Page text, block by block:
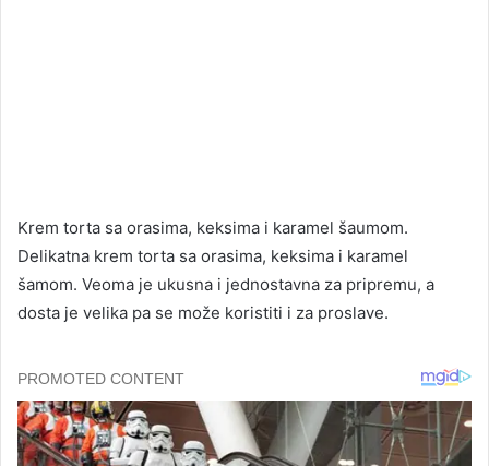
Krem torta sa orasima, keksima i karamel šaumom.
Delikatna krem ​​torta sa orasima, keksima i karamel
šamom. Veoma je ukusna i jednostavna za pripremu, a
dosta je velika pa se može koristiti i za proslave.